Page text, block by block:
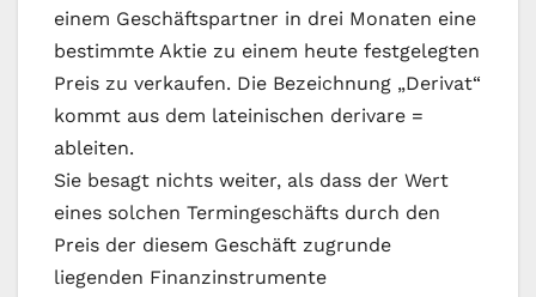
einem Geschäftspartner in drei Monaten eine
bestimmte Aktie zu einem heute festgelegten
Preis zu verkaufen. Die Bezeichnung „Derivat“
kommt aus dem lateinischen derivare =
ableiten.
Sie besagt nichts weiter, als dass der Wert
eines solchen Termingeschäfts durch den
Preis der diesem Geschäft zugrunde
liegenden Finanzinstrumente